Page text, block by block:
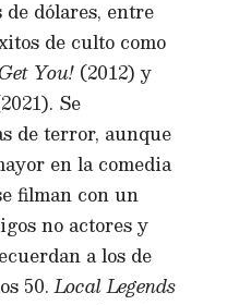
de dólares, entre
de culto como
You! (2012) y
Se
de terror, aunque
en la comedia
filman con un
no actores y
a los de
50.Local Legends